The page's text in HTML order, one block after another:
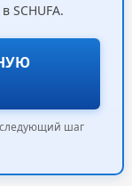
SCHUFA.
шаг